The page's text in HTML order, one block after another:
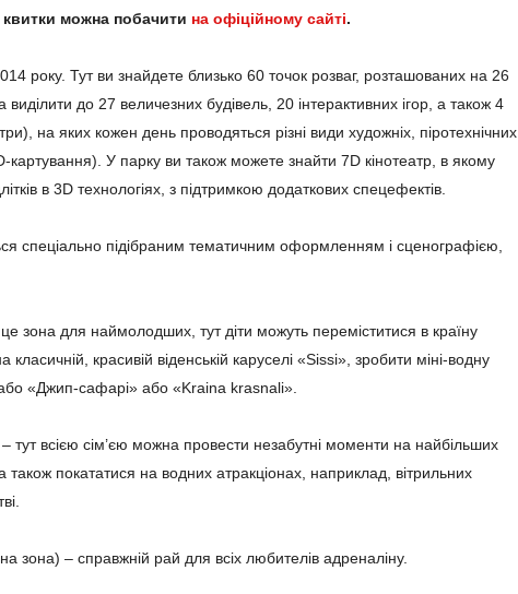
квитки можна побачити на офіційному сайті.
року. Тут ви знайдете близько 60 точок розваг, розташованих на 26
до 27 величезних будівель, 20 інтерактивних ігор, а також 4
на яких кожен день проводяться різні види художніх, піротехнічних
картування). У парку ви також можете знайти 7D кінотеатр, в якому
в 3D технологіях, з підтримкою додаткових спецефектів.
спеціально підібраним тематичним оформленням і сценографією,
зона для наймолодших, тут діти можуть переміститися в країну
красивій віденській каруселі «Sissi», зробити міні-водну
«Джип-сафарі» або «Kraina krasnali».
– тут всією сім’єю можна провести незабутні моменти на найбільших
також покататися на водних атракціонах, наприклад, вітрильних
зона) – справжній рай для всіх любителів адреналіну.